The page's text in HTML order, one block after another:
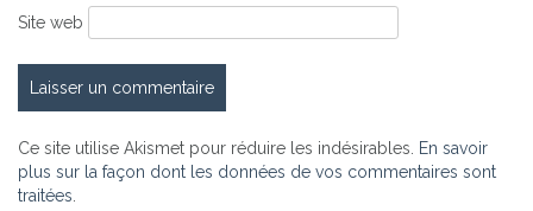
Site web
Ce site utilise Akismet pour réduire les indésirables. En savoir
plus sur la façon dont les données de vos commentaires sont
traitées